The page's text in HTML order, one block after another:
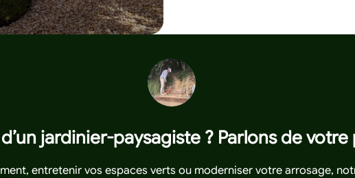
jardinier-paysagiste ? Parlons de
entretenir vos espaces verts ou moderniser votre arrosage,